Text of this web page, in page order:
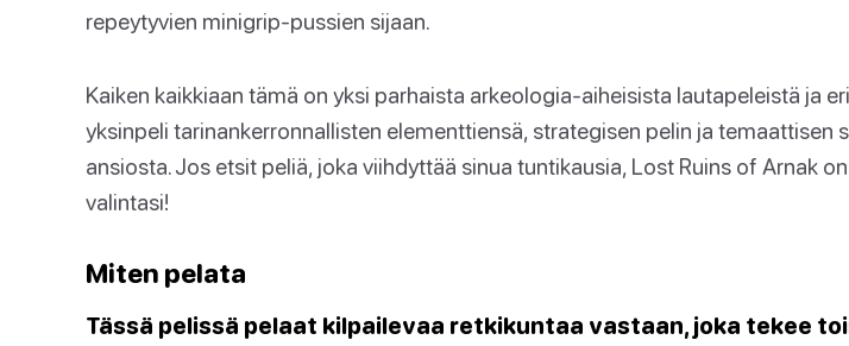
repeytyvien minigrip-pussien sijaan.
Kaiken kaikkiaan tämä on yksi parhaista arkeologia-aiheisista lautapeleistä ja
yksinpeli tarinankerronnallisten elementtiensä, strategisen pelin ja temaattisen
ansiosta. Jos etsit peliä, joka viihdyttää sinua tuntikausia, Lost Ruins of Arnak
valintasi!
Miten pelata
Tässä pelissä pelaat kilpailevaa retkikuntaa vastaan, joka tekee